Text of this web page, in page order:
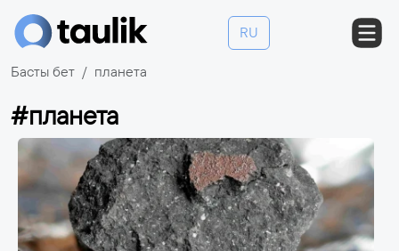
RU
Басты бет планета
#планета